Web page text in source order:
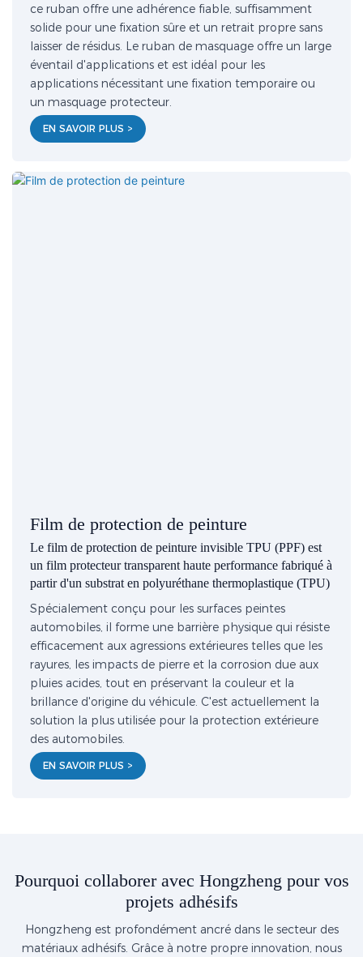
ce ruban offre une adhérence fiable, suffisamment
solide pour une fixation sûre et un retrait propre sans
laisser de résidus. Le ruban de masquage offre un large
éventail d'applications et est idéal pour les
applications nécessitant une fixation temporaire ou
un masquage protecteur.
EN SAVOIR PLUS >
Film de protection de peinture
Le film de protection de peinture invisible TPU (PPF) est
un film protecteur transparent haute performance fabriqué à
partir d'un substrat en polyuréthane thermoplastique (TPU)
Spécialement conçu pour les surfaces peintes
automobiles, il forme une barrière physique qui résiste
efficacement aux agressions extérieures telles que les
rayures, les impacts de pierre et la corrosion due aux
pluies acides, tout en préservant la couleur et la
brillance d'origine du véhicule. C'est actuellement la
solution la plus utilisée pour la protection extérieure
des automobiles.
EN SAVOIR PLUS >
Pourquoi collaborer avec Hongzheng pour vos
projets adhésifs
Hongzheng est profondément ancré dans le secteur des
matériaux adhésifs. Grâce à notre propre innovation, nous